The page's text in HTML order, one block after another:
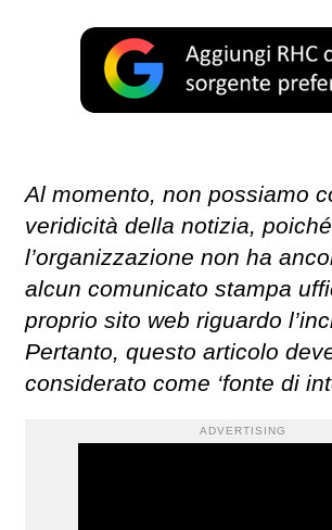
Al momento, non possiamo
veridicità della notizia, poiché
l’organizzazione non ha
alcun comunicato stampa
proprio sito web riguardo
Pertanto, questo articolo
considerato come ‘fonte di
ADVERTISING